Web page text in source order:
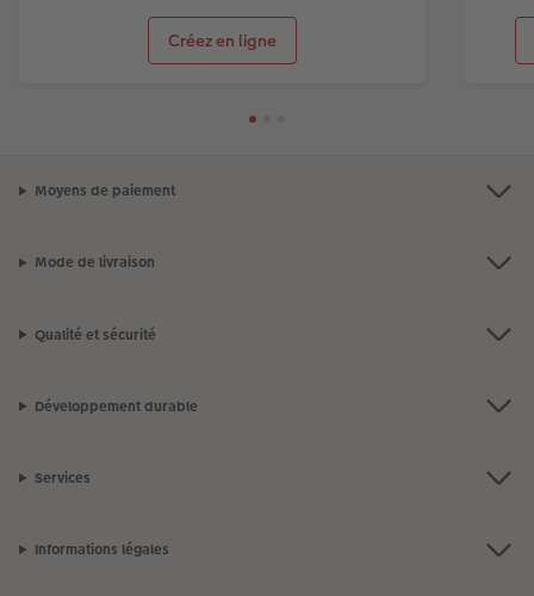
Créez en ligne
Moyens de paiement
Mode de livraison
Qualité et sécurité
Développement durable
Services
Informations légales